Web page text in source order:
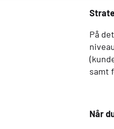
På
samt
Når